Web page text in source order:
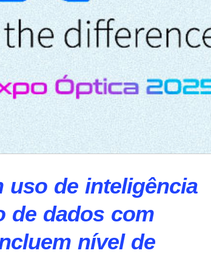
uso de inteligência
de dados com
nível de